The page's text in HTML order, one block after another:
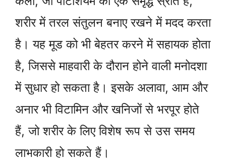
शरीर में तरल संतुलन बनाए रखने में मदद करता
है। यह मूड को भी बेहतर करने में सहायक होता
है, जिससे माहवारी के दौरान होने वाली मनोदशा
में सुधार हो सकता है। इसके अलावा, आम और
अनार भी विटामिन और खनिजों से भरपूर होते
हैं, जो शरीर के लिए विशेष रूप से उस समय
लाभकारी हो सकते हैं।